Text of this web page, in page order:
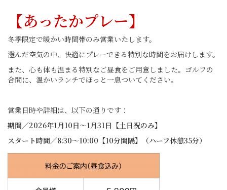
【あったかプレー】
冬季限定で暖かい時間帯のみ営業いたします。
澄んだ空気の中、快適にプレーできる特別な時間をお届けします。
また、心も体も温まる特別なご昼食をご用意しました。ゴルフの
合間に、温かいランチでほっと一息ついてください。
営業日時や詳細は、以下の通りです：
期間／2026年1月10日～1月31日【土日祝のみ】
スタート時間／8:30～10:00【10分間隔】（ハーフ休憩35分）